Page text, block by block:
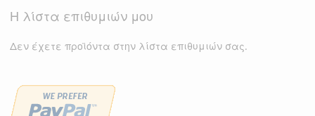
Η λίστα επιθυμιών μου
Δεν έχετε προϊόντα στην λίστα επιθυμιών σας.